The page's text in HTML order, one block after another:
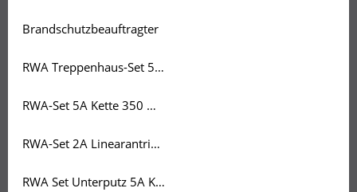
Brandschutzbeauftragter
RWA Treppenhaus-Set 5A inkl. 2 Bedienstellen + Rauchmelder
RWA-Set 5A Kette 350 mm
RWA-Set 2A Linearantrieb 500mm
RWA Set Unterputz 5A Kette 500 Velux / Roto Dafenster - Lichtkuppel